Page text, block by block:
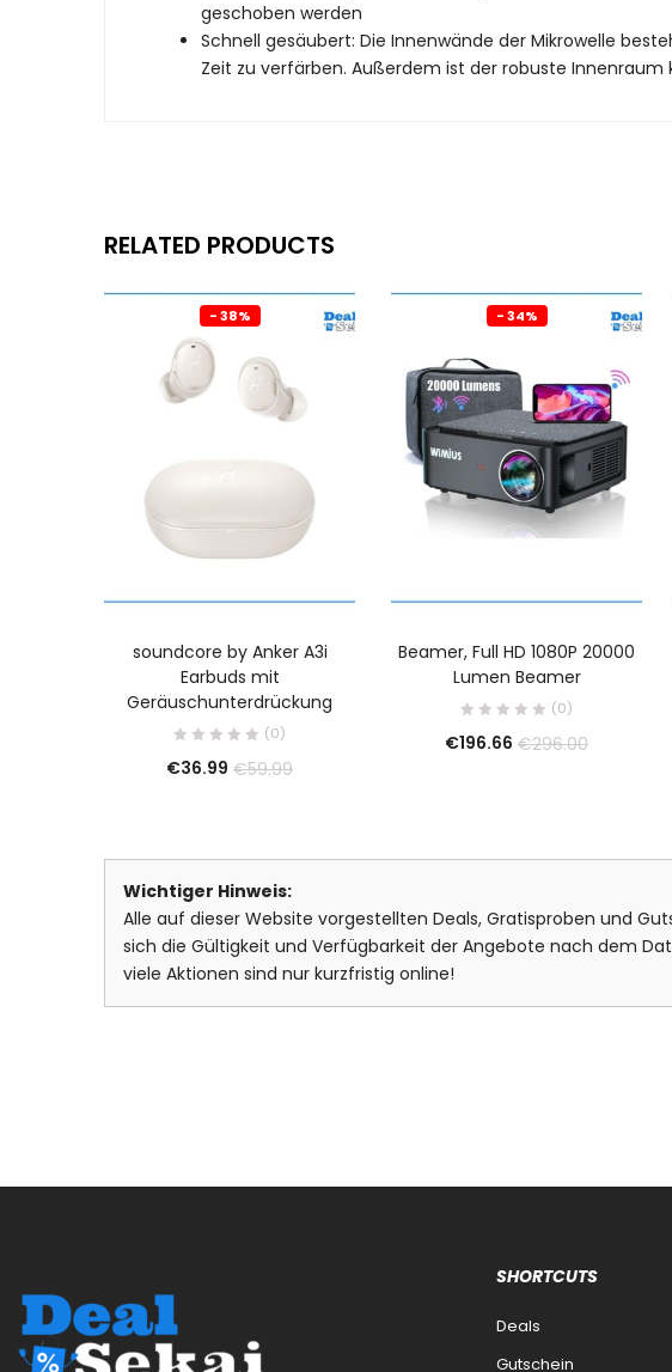
geschoben werden
Schnell gesäubert: Die Innenwände der Mikrowelle
Zeit zu verfärben. Außerdem ist der robuste
RELATED PRODUCTS
- 38%
soundcore by Anker A3i
Earbuds mit
Geräuschunterdrückung
(0)
€36.99 €59.99
- 34%
Beamer, Full HD 1080P 20000
Lumen Beamer
(0)
€196.66 €296.00
Wichtiger Hinweis:
Alle auf dieser Website vorgestellten Deals, Gratisproben und
sich die Gültigkeit und Verfügbarkeit der Angebote nach dem
viele Aktionen sind nur kurzfristig online!
SHORTCUTS
Deals
Gutschein